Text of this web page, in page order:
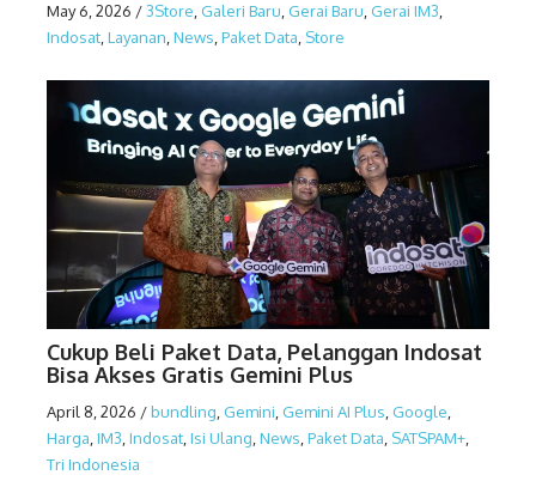
May 6, 2026 /3Store Galeri Baru Gerai Baru Gerai IM3
Indosat Layanan News Paket Data Store
Cukup Beli Paket Data, Pelanggan Indosat
Bisa Akses Gratis Gemini Plus
April 8, 2026 /bundling, Gemini, Gemini AI Plus, Google,
Harga,IM3,Indosat,Isi Ulang,News,Paket Data, SATSPAM+,
Tri Indonesia